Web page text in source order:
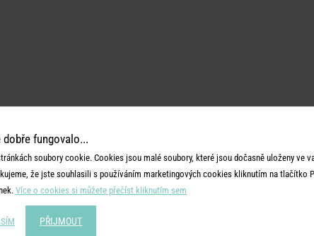
dobře fungovalo...
soubory cookie. Cookies jsou malé soubory, které jsou dočasně uloženy ve
že jste souhlasili s používáním marketingových cookies kliknutím na tlačítko
Více o cookies si můžete přečíst kliknutím sem
PŘIJMOUT